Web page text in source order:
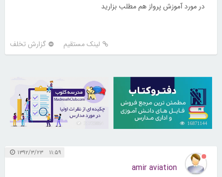
در مورد آموزش پرواز هم مطلب بزارید
لینک مستقیم گزارش تخلف
16871144
۱۱:۵۹ ۱۳۹۲/۳/۲۳
amir aviation